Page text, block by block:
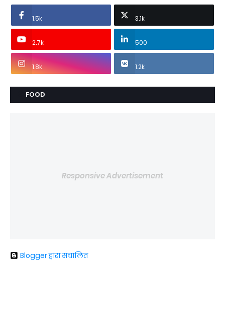
1.5k 3.1k
2.7k 500
1.8k 1.2k
FOOD
Responsive Advertisement
Blogger द्वारा संचालित